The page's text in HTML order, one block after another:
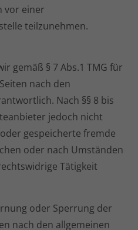
vor einer
teilzunehmen.
gemäß § 7 Abs.1 TMG für
nach den
Nach §§ 8 bis
jedoch nicht
gespeicherte fremde
oder nach Umständen
Tätigkeit
oder Sperrung der
nach den allgemeinen